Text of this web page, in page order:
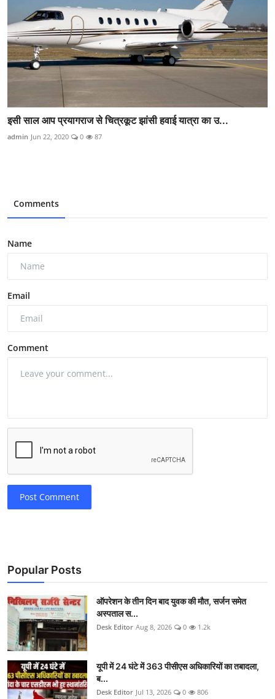
इसी साल आप प्रयागराज से चित्रकूट झांसी हवाई यात्रा का उ...
admin Jun 22, 2020 0 87
Comments
Name
Email
Comment
Post Comment
Popular Posts
ऑपरेशन के तीन दिन बाद युवक की मौत, सर्जन समेत
अस्पताल स...
Desk Editor Aug 8, 2026 0 1.2k
यूपी में 24 घंटे में 363 पीसीएस अधिकारियों का तबादला,
ब...
Desk Editor Jul 13, 2026 0 806